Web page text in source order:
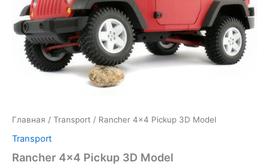
Главная / Transport / Rancher 4×4 Pickup 3D Model
Transport
Rancher 4×4 Pickup 3D Model